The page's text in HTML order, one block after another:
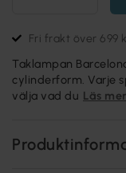
Fri frakt över 699
Taklampan
cylinderform. Varje
välja vad du Läs mer